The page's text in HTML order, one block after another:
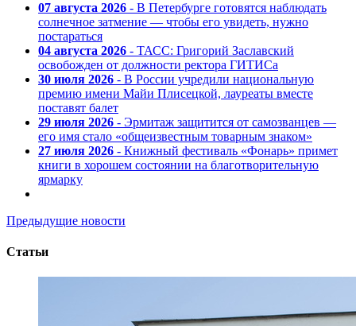
07 августа 2026 - В Петербурге готовятся наблюдать
солнечное затмение — чтобы его увидеть, нужно
постараться
04 августа 2026 - ТАСС: Григорий Заславский
освобожден от должности ректора ГИТИСа
30 июля 2026 - В России учредили национальную
премию имени Майи Плисецкой, лауреаты вместе
поставят балет
29 июля 2026 - Эрмитаж защитится от самозванцев —
его имя стало «общеизвестным товарным знаком»
27 июля 2026 - Книжный фестиваль «Фонарь» примет
книги в хорошем состоянии на благотворительную
ярмарку
Предыдущие новости
Статьи